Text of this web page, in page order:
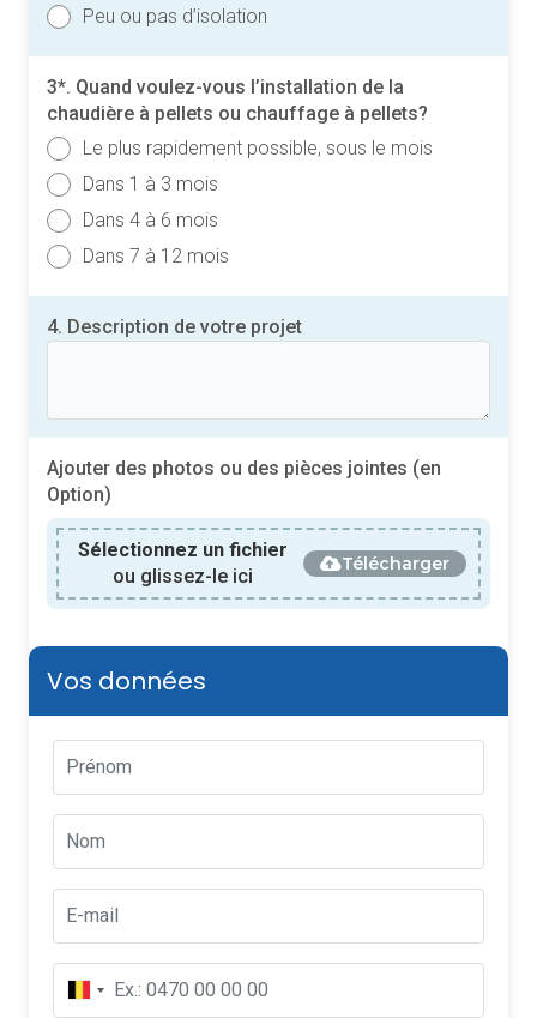
Peu ou pas d’isolation
3*. Quand voulez-vous l’installation de la
chaudière à pellets ou chauffage à pellets?
Le plus rapidement possible, sous le mois
Dans 1 à 3 mois
Dans 4 à 6 mois
Dans 7 à 12 mois
4. Description de votre projet
Ajouter des photos ou des pièces jointes (en
Option)
Sélectionnez un fichier
ou glissez-le ici
Télécharger
Vos données